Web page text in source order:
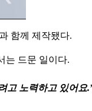
함께 제작됐다.
는 드문 일이다.
고 노력하고 있어요